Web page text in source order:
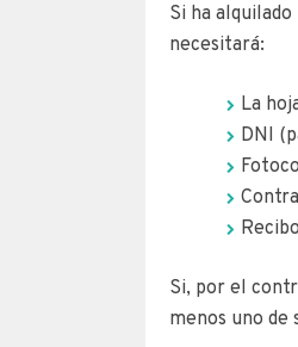
Si ha
necesitará:
La
DNI
Si, por el
menos uno de